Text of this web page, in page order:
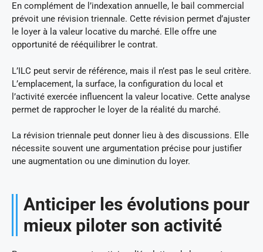
En complément de l’indexation annuelle, le bail commercial
prévoit une révision triennale. Cette révision permet d’ajuster
le loyer à la valeur locative du marché. Elle offre une
opportunité de rééquilibrer le contrat.
L’ILC peut servir de référence, mais il n’est pas le seul critère.
L’emplacement, la surface, la configuration du local et
l’activité exercée influencent la valeur locative. Cette analyse
permet de rapprocher le loyer de la réalité du marché.
La révision triennale peut donner lieu à des discussions. Elle
nécessite souvent une argumentation précise pour justifier
une augmentation ou une diminution du loyer.
Anticiper les évolutions pour
mieux piloter son activité